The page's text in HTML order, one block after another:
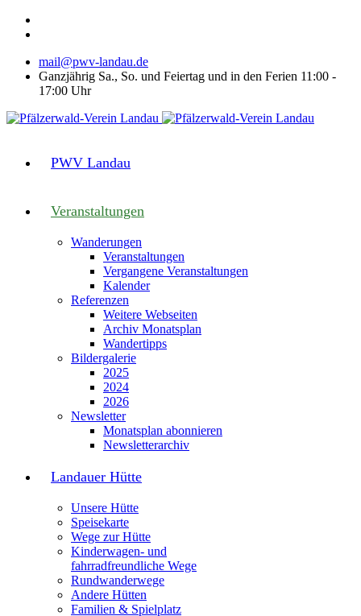
mail@pwv-landau.de
Ganzjährig Sa., So. und Feiertag und in den Ferien 11:00 -
17:00 Uhr
PWV Landau
Veranstaltungen
Wanderungen
Veranstaltungen
Vergangene Veranstaltungen
Kalender
Referenzen
Weitere Webseiten
Archiv Monatsplan
Wandertipps
Bildergalerie
2025
2024
2026
Newsletter
Monatsplan abonnieren
Newsletterarchiv
Landauer Hütte
Unsere Hütte
Speisekarte
Wege zur Hütte
Kinderwagen- und
fahrradfreundliche Wege
Rundwanderwege
Andere Hütten
Familien & Spielplatz